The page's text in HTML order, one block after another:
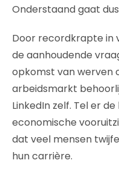
Onderstaand gaat
Door recordkrapte in
de aanhoudende
opkomst van werven
arbeidsmarkt
LinkedIn zelf. Tel er
economische
dat veel mensen
hun carrière.